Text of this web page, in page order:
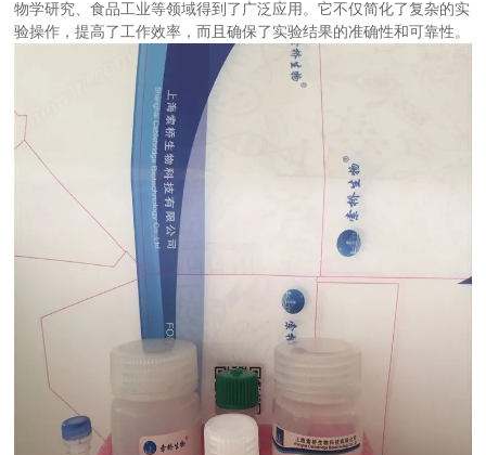
物学研究、食品工业等领域得到了广泛应用。它不仅简化了复杂的实
验操作，提高了工作效率，而且确保了实验结果的准确性和可靠性。